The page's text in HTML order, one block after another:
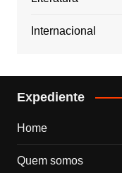
Internacional
Expediente
Home
Quem somos